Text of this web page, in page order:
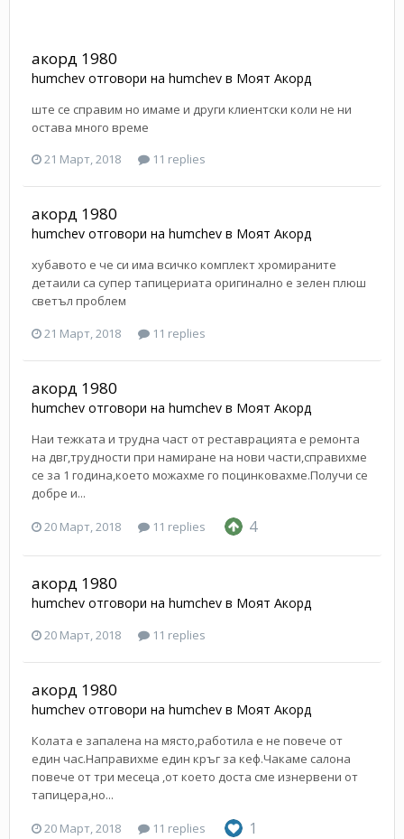
акорд 1980
humchev отговори на humchev в Моят Акорд
ште се справим но имаме и други клиентски коли не ни
остава много време
21 Март, 2018
11 replies
акорд 1980
humchev отговори на humchev в Моят Акорд
хубавото е че си има всичко комплект хромираните
детаили са супер тапицериата оригинално е зелен плюш
светъл проблем
21 Март, 2018
11 replies
акорд 1980
humchev отговори на humchev в Моят Акорд
Наи тежката и трудна част от реставрацията е ремонта
на двг,трудности при намиране на нови части,справихме
се за 1 година,което можахме го поцинковахме.Получи се
добре и...
20 Март, 2018 11 replies 4
акорд 1980
humchev отговори на humchev в Моят Акорд
20 Март, 2018 11 replies
акорд 1980
humchev отговори на humchev в Моят Акорд
Колата е запалена на място,работила е не повече от
един час.Направихме един кръг за кеф.Чакаме салона
повече от три месеца ,от което доста сме изнервени от
тапицера,но...
20 Март, 2018 11 replies 1